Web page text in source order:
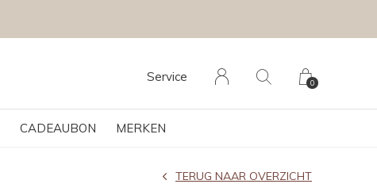
CADEAUBON MERKEN
Service 0
TERUG NAAR OVERZICHT